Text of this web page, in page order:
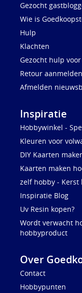
Gezocht
Wie is
Hulp
Klachten
Gezocht hulp
Retour aanmelden
Afmelden
Inspiratie
Hobbywinkel -
Kleuren voor
DIY Kaarten
Kaarten maken
zelf hobby - Kerst
Inspiratie Blog
Uv Resin kopen?
Wordt verwacht
hobbyproduct
Over
Contact
Hobbypunten